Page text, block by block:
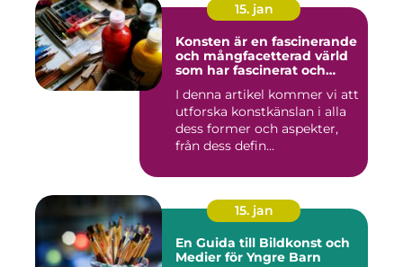
15. jan
Konsten är en fascinerande
och mångfacetterad värld
som har fascinerat och
århundraden
I denna artikel kommer vi att
utforska konstkänslan i alla
dess former och aspekter,
från dess defin...
15. jan
En Guida till Bildkonst och
Medier för Yngre Barn